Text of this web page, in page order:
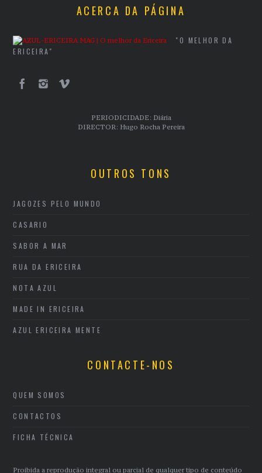
ACERCA DA PÁGINA
"O MELHOR DA
ERICEIRA"
PERIODICIDADE: Diária
DIRECTOR: Hugo Rocha Pereira
OUTROS TONS
JAGOZES PELO MUNDO
CASARIO
SABOR A MAR
RUA DA ERICEIRA
NOTA AZUL
MADE IN ERICEIRA
AZUL ERICEIRA MENTE
CONTACTE-NOS
QUEM SOMOS
CONTACTOS
FICHA TÉCNICA
Proibida a reprodução integral ou parcial de qualquer tipo de conteúdo